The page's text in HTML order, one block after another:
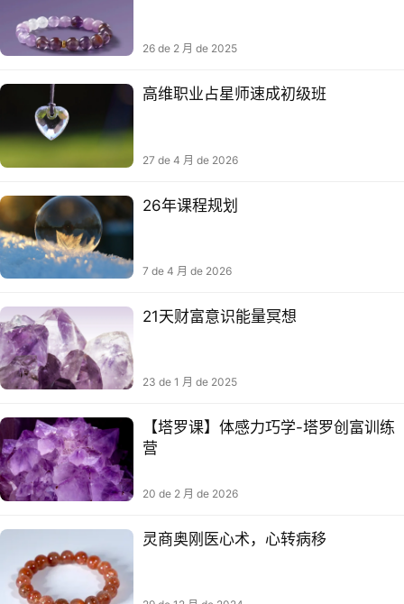
26 de 2 月 de 2025
高维职业占星师速成初级班
27 de 4 月 de 2026
26年课程规划
7 de 4 月 de 2026
21天财富意识能量冥想
23 de 1 月 de 2025
【塔罗课】体感力巧学-塔罗创富训练
营
20 de 2 月 de 2026
灵商奥刚医心术，​心转病移